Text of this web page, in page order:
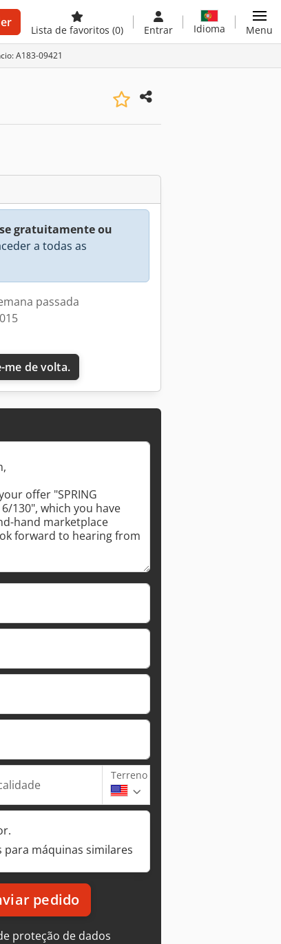
Lista de favoritos (0) Entrar Idioma Menu
A183-09421
gratuitamente ou
a todas as
passada
me de volta.
Terreno
para máquinas similares
pedido
proteção de dados